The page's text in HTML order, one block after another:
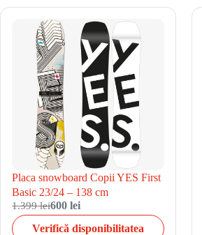
Placa snowboard Copii YES First
Basic 23/24 – 138 cm
1.399 lei600 lei
Verifică disponibilitatea